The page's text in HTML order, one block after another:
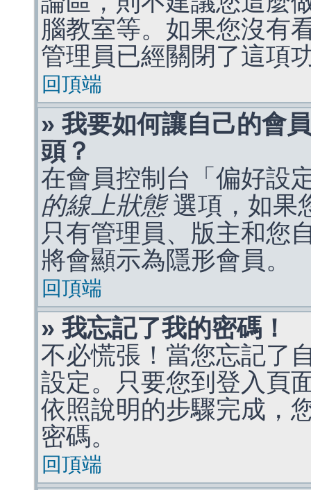
腦教室等。如果您沒有
管理員已經關閉了這項
回頂端
» 我要如何讓自己的會
頭？
在會員控制台「偏好設
的線上狀態選項，如果
只有管理員、版主和您
將會顯示為隱形會員。
回頂端
» 我忘記了我的密碼！
不必慌張！當您忘記了
設定。只要您到登入頁
依照說明的步驟完成，
密碼。
回頂端